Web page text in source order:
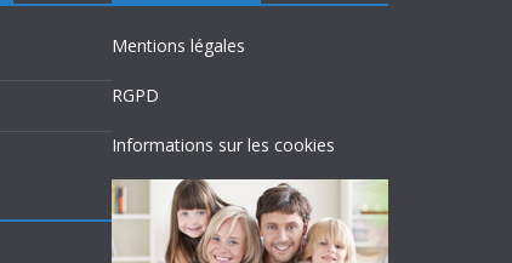
Mentions légales
RGPD
Informations sur les cookies